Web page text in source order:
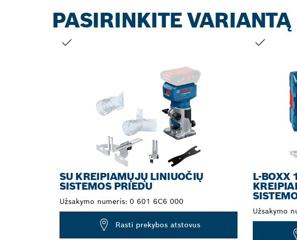
PASIRINKITE VARIANTĄ
SU KREIPIAMŲJŲ LINIUOČIŲ
SISTEMOS PRIEDU
Užsakymo numeris: 0 601 6C6 000
Rasti prekybos atstovus
L-BOXX
Užsakymo